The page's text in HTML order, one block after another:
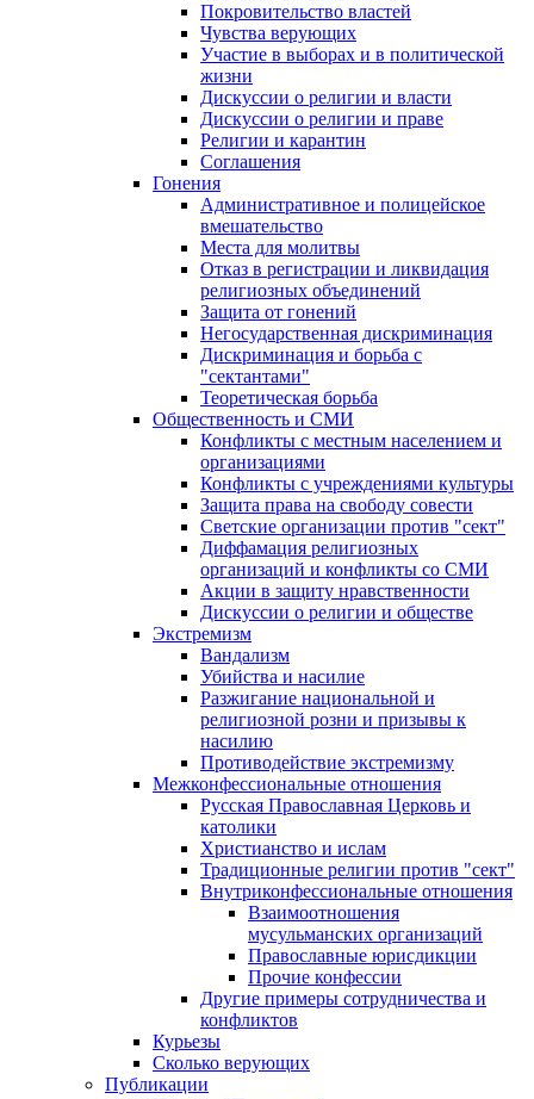
Покровительство властей
Чувства верующих
Участие в выборах и в политической
жизни
Дискуссии о религии и власти
Дискуссии о религии и праве
Религии и карантин
Соглашения
Гонения
Административное и полицейское
вмешательство
Места для молитвы
Отказ в регистрации и ликвидация
религиозных объединений
Защита от гонений
Негосударственная дискриминация
Дискриминация и борьба с
"сектантами"
Теоретическая борьба
Общественность и СМИ
Конфликты с местным населением и
организациями
Конфликты с учреждениями культуры
Защита права на свободу совести
Светские организации против "сект"
Диффамация религиозных
организаций и конфликты со СМИ
Акции в защиту нравственности
Дискуссии о религии и обществе
Экстремизм
Вандализм
Убийства и насилие
Разжигание национальной и
религиозной розни и призывы к
насилию
Противодействие экстремизму
Межконфессиональные отношения
Русская Православная Церковь и
католики
Христианство и ислам
Традиционные религии против "сект"
Внутриконфессиональные отношения
Взаимоотношения
мусульманских организаций
Православные юрисдикции
Прочие конфессии
Другие примеры сотрудничества и
конфликтов
Курьезы
Сколько верующих
Публикации